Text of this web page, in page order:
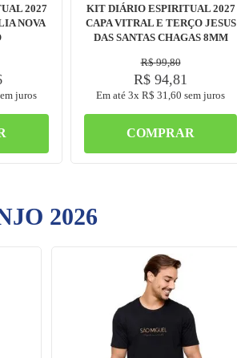
2027
NOVA
juros
KIT DIÁRIO ESPIRITUAL 2027
CAPA VITRAL E TERÇO JESUS
DAS SANTAS CHAGAS 8MM
R$ 99,80
R$ 94,81
Em até 3x R$ 31,60 sem juros
COMPRAR
2026